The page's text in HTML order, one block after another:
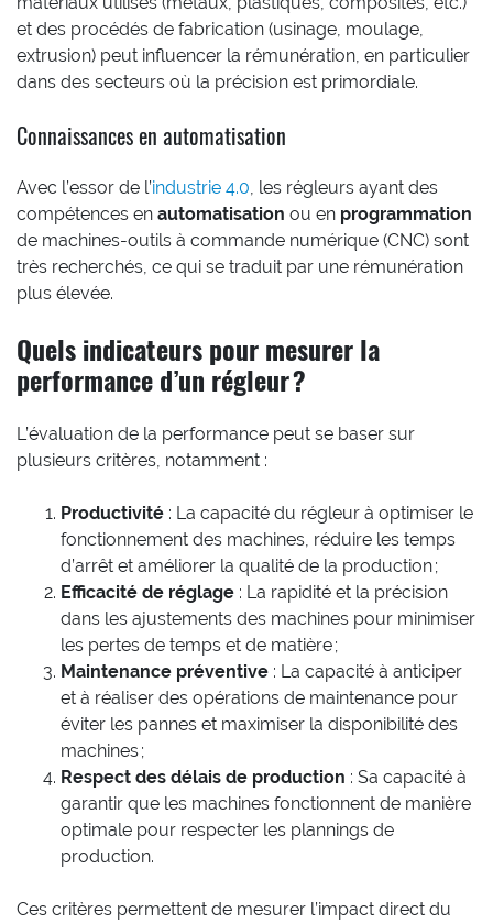
et des procédés de fabrication (usinage, moulage,
extrusion) peut influencer la rémunération, en particulier
dans des secteurs où la précision est primordiale.
Connaissances en automatisation
Avec l’essor de l’industrie 4.0, les régleurs ayant des
compétences en automatisation ou en programmation
de machines-outils à commande numérique (CNC) sont
très recherchés, ce qui se traduit par une rémunération
plus élevée.
Quels indicateurs pour mesurer la
performance d’un régleur ?
L’évaluation de la performance peut se baser sur
plusieurs critères, notamment :
Productivité : La capacité du régleur à optimiser le
fonctionnement des machines, réduire les temps
d’arrêt et améliorer la qualité de la production ;
Efficacité de réglage : La rapidité et la précision
dans les ajustements des machines pour minimiser
les pertes de temps et de matière ;
Maintenance préventive : La capacité à anticiper
et à réaliser des opérations de maintenance pour
éviter les pannes et maximiser la disponibilité des
machines ;
Respect des délais de production : Sa capacité à
garantir que les machines fonctionnent de manière
optimale pour respecter les plannings de
production.
Ces critères permettent de mesurer l’impact direct du